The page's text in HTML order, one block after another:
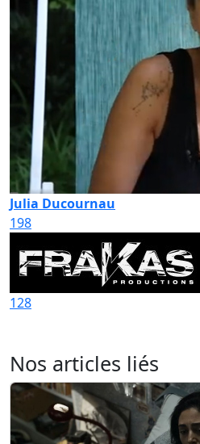
Julia Ducournau
198
128
Nos articles liés